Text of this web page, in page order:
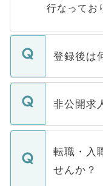
行なってお
登録後は
ご登録いた
登録内容
ます。通常
いただき
非公開求
マイナビ
うち約3割
けない「
下記の理
転職・入
せんか？